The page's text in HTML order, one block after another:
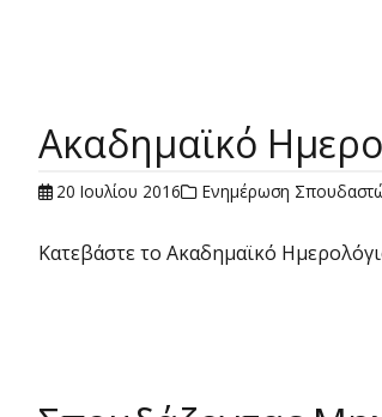
Ακαδημαϊκό
20 Ιουλίου 2016 Ενημέρωση
Κατεβάστε το Ακαδημαϊκό